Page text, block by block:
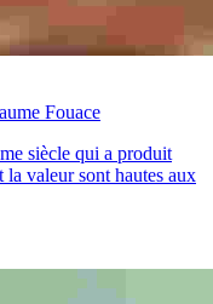
Fouace
siècle qui a produit
la valeur sont hautes aux